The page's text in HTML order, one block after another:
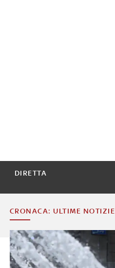
DIRETTA
CRONACA: ULTIME NOTIZIE